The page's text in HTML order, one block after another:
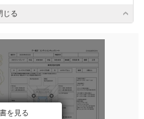
じる
を見る